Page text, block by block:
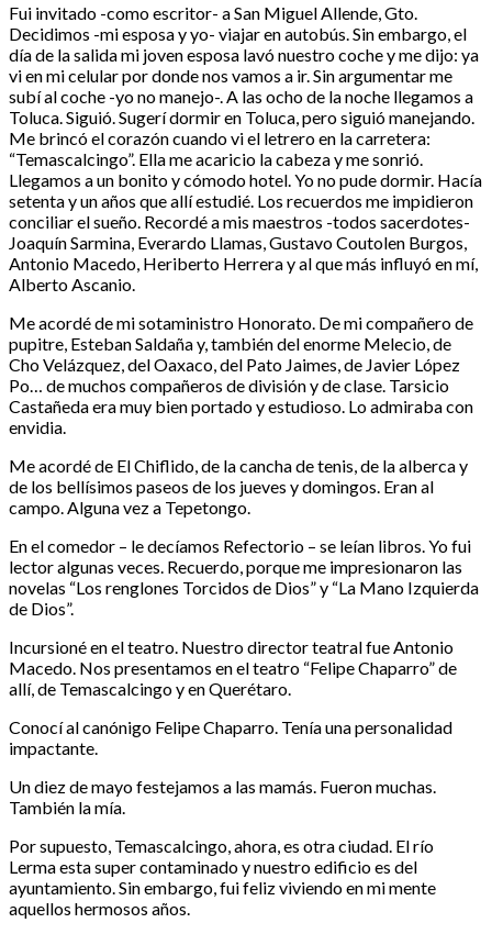
Fui invitado -como escritor- a San Miguel Allende, Gto.
Decidimos -mi esposa y yo- viajar en autobús. Sin embargo, el
día de la salida mi joven esposa lavó nuestro coche y me dijo: ya
vi en mi celular por donde nos vamos a ir. Sin argumentar me
subí al coche -yo no manejo-. A las ocho de la noche llegamos a
Toluca. Siguió. Sugerí dormir en Toluca, pero siguió manejando.
Me brincó el corazón cuando vi el letrero en la carretera:
“Temascalcingo”. Ella me acaricio la cabeza y me sonrió.
Llegamos a un bonito y cómodo hotel. Yo no pude dormir. Hacía
setenta y un años que allí estudié. Los recuerdos me impidieron
conciliar el sueño. Recordé a mis maestros -todos sacerdotes-
Joaquín Sarmina, Everardo Llamas, Gustavo Coutolen Burgos,
Antonio Macedo, Heriberto Herrera y al que más influyó en mí,
Alberto Ascanio.
Me acordé de mi sotaministro Honorato. De mi compañero de
pupitre, Esteban Saldaña y, también del enorme Melecio, de
Cho Velázquez, del Oaxaco, del Pato Jaimes, de Javier López
Po… de muchos compañeros de división y de clase. Tarsicio
Castañeda era muy bien portado y estudioso. Lo admiraba con
envidia.
Me acordé de El Chiflido, de la cancha de tenis, de la alberca y
de los bellísimos paseos de los jueves y domingos. Eran al
campo. Alguna vez a Tepetongo.
En el comedor – le decíamos Refectorio – se leían libros. Yo fui
lector algunas veces. Recuerdo, porque me impresionaron las
novelas “Los renglones Torcidos de Dios” y “La Mano Izquierda
de Dios”.
Incursioné en el teatro. Nuestro director teatral fue Antonio
Macedo. Nos presentamos en el teatro “Felipe Chaparro” de
allí, de Temascalcingo y en Querétaro.
Conocí al canónigo Felipe Chaparro. Tenía una personalidad
impactante.
Un diez de mayo festejamos a las mamás. Fueron muchas.
También la mía.
Por supuesto, Temascalcingo, ahora, es otra ciudad. El río
Lerma esta super contaminado y nuestro edificio es del
ayuntamiento. Sin embargo, fui feliz viviendo en mi mente
aquellos hermosos años.